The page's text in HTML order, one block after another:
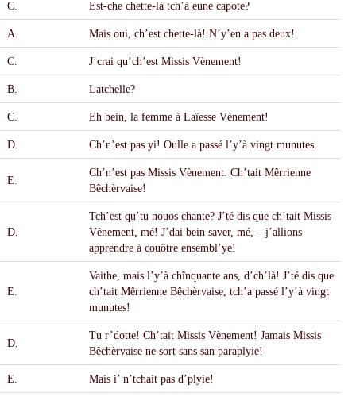
C. Est-che chette-làtch’àeune capote?
A. Mais oui, ch’est chette-là! N’y’en a pas deux!
C. J’crai qu’ch’est Missis Vènement!
B. Latchelle?
C. Eh bein, la femme àLaïesse Vènement!
D. Ch’n’est pas yi! Oulle a passé l’y’àvingt munutes.
E.
Ch’n’est pas Missis Vènement. Ch’tait Mêrrienne
Bêchèrvaise!
D.
Tch’est qu’tu nouos chante? J’té dis que ch’tait Missis
Vènement, mé! J’dai bein saver, mé, – j’allions
apprendre àcouôtre ensembl’ye!
E.
Vaithe, mais l’y’àchînquante ans, d’ch’là! J’té dis que
ch’tait Mêrrienne Bêchèrvaise, tch’a passél’y’àvingt
munutes!
D.
Tu r’dotte! Ch’tait Missis Vènement! Jamais Missis
Bêchèrvaise ne sort sans san paraplyie!
E. Mais i’ n’tchait pas d’plyie!